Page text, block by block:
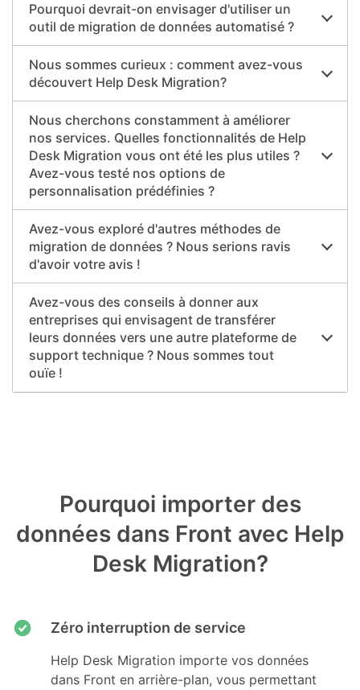
Pourquoi devrait-on envisager d'utiliser un
outil de migration de données automatisé ?
Nous sommes curieux : comment avez-vous
découvert Help Desk Migration?
Nous cherchons constamment à améliorer
nos services. Quelles fonctionnalités de Help
Desk Migration vous ont été les plus utiles ?
Avez-vous testé nos options de
personnalisation prédéfinies ?
Avez-vous exploré d'autres méthodes de
migration de données ? Nous serions ravis
d'avoir votre avis !
Avez-vous des conseils à donner aux
entreprises qui envisagent de transférer
leurs données vers une autre plateforme de
support technique ? Nous sommes tout
ouïe !
Pourquoi importer des
données dans Front avec Help
Desk Migration?
Zéro interruption de service
Help Desk Migration importe vos données
dans Front en arrière-plan, vous permettant